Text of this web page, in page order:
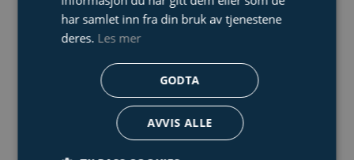
Visualisation: High resolution images,
Real-time dataset streaming, 2D and
3D images
Adjustable settings: Unit, Material
Depth, Gating, Material Sound Speed,
Number of Transmit elements, Analog
har samlet inn fra din bruk av tjenestene
deres. Les mer
GODTA
AVVIS ALLE